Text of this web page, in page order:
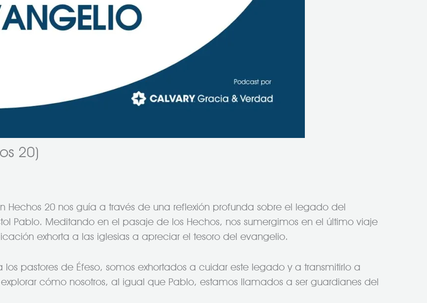
20)
Hechos 20 nos guía a través de una reflexión profunda sobre el legado del
Pablo. Meditando en el pasaje de los Hechos, nos sumergimos en el último viaje
exhorta a las iglesias a apreciar el tesoro del evangelio.
pastores de Éfeso, somos exhortados a cuidar este legado y a transmitirlo a
cómo nosotros, al igual que Pablo, estamos llamados a ser guardianes del